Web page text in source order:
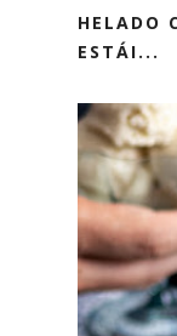
HELADO
ESTÁI...